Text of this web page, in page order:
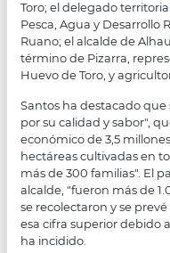
Toro; el delegado
Pesca, Agua y Desarrollo
Ruano; el alcalde de
término de Pizarra,
Huevo de Toro, y
Santos ha destacado
por su calidad y sabor",
económico de 3,5
hectáreas cultivadas en
más de 300 familias". El
alcalde, "fueron más de
se recolectaron y se
esa cifra superior debido
ha incidido.